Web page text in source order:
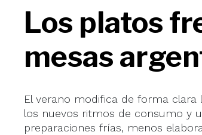
Los platos
mesas
El verano modifica de forma
los nuevos ritmos de consumo y
preparaciones frías, menos